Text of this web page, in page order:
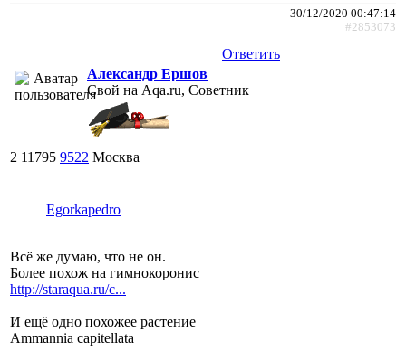
30/12/2020 00:47:14
#2853073
Ответить
Александр Ершов
Свой на Aqa.ru, Советник
2 11795 9522 Москва
Egorkapedro
Всё же думаю, что не он.
Более похож на гимнокоронис
http://staraqua.ru/c...
И ещё одно похожее растение
Ammannia capitellata